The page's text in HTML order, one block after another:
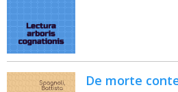
De morte